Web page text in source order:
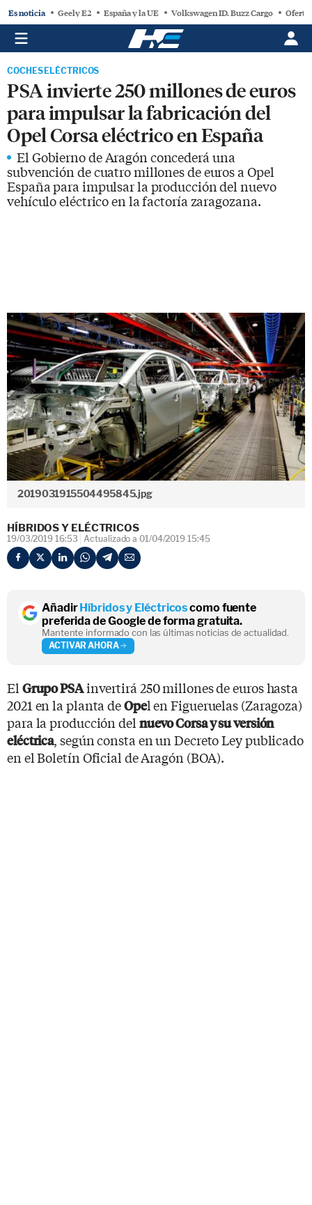
Es noticia Geely E2 España y la UE Volkswagen ID. Buzz Cargo
COCHES ELÉCTRICOS
PSA invierte 250 millones de euros
para impulsar la fabricación del
Opel Corsa eléctrico en España
El Gobierno de Aragón concederá una
subvención de cuatro millones de euros a Opel
España para impulsar la producción del nuevo
vehículo eléctrico en la factoría zaragozana.
2019031915504495845.jpg
HÍBRIDOS Y ELÉCTRICOS
19/03/2019 16:53 Actualizado a 01/04/2019 15:45
AñadirHíbridos y Eléctricoscomo fuente
preferida de Google de forma gratuita.
Mantente informado con las últimas noticias de actualidad.
ACTIVAR AHORA
El Grupo PSAinvertirá 250 millones de euros hasta
2021 en la planta deOpel en Figueruelas (Zaragoza)
para la producción del nuevo Corsa y su versión
eléctrica, según consta en un Decreto Ley publicado
en el Boletín Oficial de Aragón (BOA).